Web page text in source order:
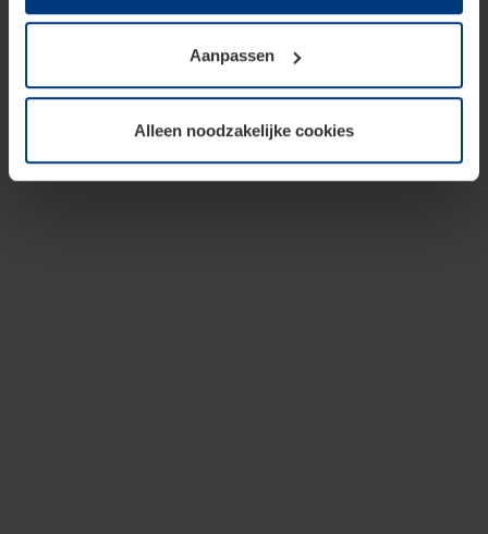
van deze pagina's absoluut vereist is. Voor alle andere
soorten cookies is uw toestemming benodigd. Uw
toestemming kunt u op elk moment bij de uitleg van de
wijzigen of herroepen.
Aanpassen
Alleen noodzakelijke cookies